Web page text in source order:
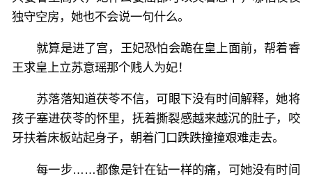
独守空房，她也不会说一句什么。
就算是进了宫，王妃恐怕会跪在皇上面前，帮着睿
王求皇上立苏意瑶那个贱人为妃！
苏落落知道茯苓不信，可眼下没有时间解释，她将
孩子塞进茯苓的怀里，抚着撕裂感越来越沉的肚子，咬
牙扶着床板站起身子，朝着门口跌跌撞撞艰难走去。
每一步……都像是针在钻一样的痛，可她没有时间